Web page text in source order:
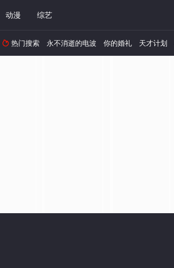
动漫 综艺
 热门搜索 永不消逝的电波 你的婚礼 天才计划